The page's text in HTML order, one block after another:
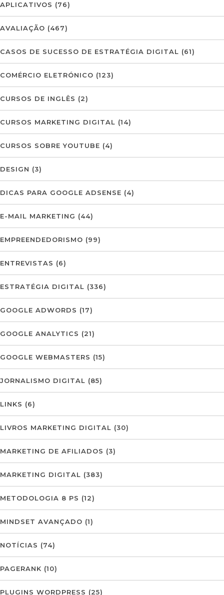
APLICATIVOS (76)
AVALIAÇÃO (467)
CASOS DE SUCESSO DE ESTRATÉGIA DIGITAL (61)
COMÉRCIO ELETRÓNICO (123)
CURSOS DE INGLÊS (2)
CURSOS MARKETING DIGITAL (14)
CURSOS SOBRE YOUTUBE (4)
DESIGN (3)
DICAS PARA GOOGLE ADSENSE (4)
E-MAIL MARKETING (44)
EMPREENDEDORISMO (99)
ENTREVISTAS (6)
ESTRATÉGIA DIGITAL (336)
GOOGLE ADWORDS (17)
GOOGLE ANALYTICS (21)
GOOGLE WEBMASTERS (15)
JORNALISMO DIGITAL (85)
LINKS (6)
LIVROS MARKETING DIGITAL (30)
MARKETING DE AFILIADOS (3)
MARKETING DIGITAL (383)
METODOLOGIA 8 PS (12)
MINDSET AVANÇADO (1)
NOTÍCIAS (74)
PAGERANK (10)
PLUGINS WORDPRESS (25)